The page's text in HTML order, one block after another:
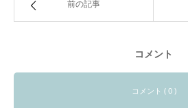
前の記事
コメント
コメント ( 0 )